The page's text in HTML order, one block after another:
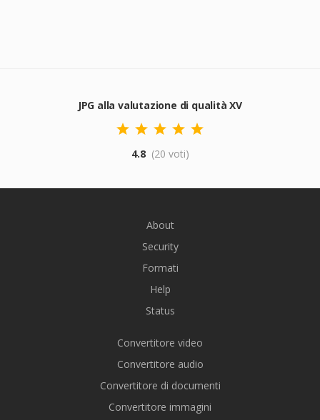
JPG alla valutazione di qualità XV
4.8 (20 voti)
About
Security
Formati
Help
Status
Convertitore video
Convertitore audio
Convertitore di documenti
Convertitore immagini